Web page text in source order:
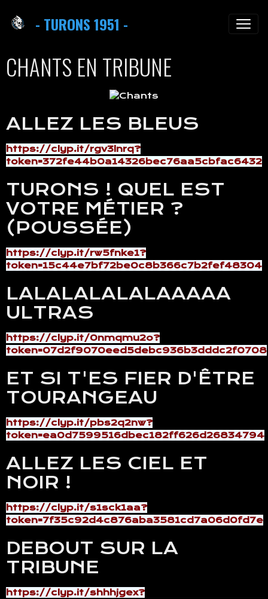
- TURONS 1951 -
CHANTS EN TRIBUNE
ALLEZ LES BLEUS
https://clyp.it/rgv3lnrq?
token=372fe44b0a14326bec76aa5cbfac6432
TURONS ! QUEL EST
VOTRE MÉTIER ?
(POUSSÉE)
https://clyp.it/rw5fnke1?
token=15c44e7bf72be0c8b366c7b2fef48304
LALALALALALAAAAA
ULTRAS
https://clyp.it/0nmqmu2o?
token=07d2f9070eed5debc936b3dddc2f0708
ET SI T'ES FIER D'ÊTRE
TOURANGEAU
https://clyp.it/pbs2q2nw?
token=ea0d7599516dbec182ff626d26834794
ALLEZ LES CIEL ET
NOIR !
https://clyp.it/s1sck1aa?
token=7f35c92d4c876aba3581cd7a06d0fd7e
DEBOUT SUR LA
TRIBUNE
https://clyp.it/shhhjgex?